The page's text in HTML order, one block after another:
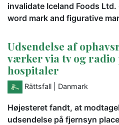
invalidate Iceland Foods
word mark and figurative
Udsendelse af
værker via tv og radio
hospitaler
Rättsfall | Danmark
Højesteret fandt, at
udsendelse på fjernsyn